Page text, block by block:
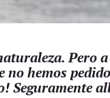
Pero
no hemos
Seguramente